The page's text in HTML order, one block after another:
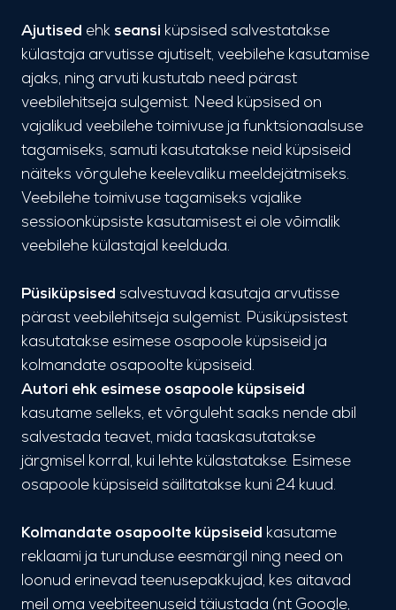
Ajutised ehk seansi küpsised salvestatakse
külastaja arvutisse ajutiselt, veebilehe kasutamise
ajaks, ning arvuti kustutab need pärast
veebilehitseja sulgemist. Need küpsised on
vajalikud veebilehe toimivuse ja funktsionaalsuse
tagamiseks, samuti kasutatakse neid küpsiseid
näiteks võrgulehe keelevaliku meeldejätmiseks.
Veebilehe toimivuse tagamiseks vajalike
sessioonküpsiste kasutamisest ei ole võimalik
veebilehe külastajal keelduda.
Püsiküpsised salvestuvad kasutaja arvutisse
pärast veebilehitseja sulgemist. Püsiküpsistest
kasutatakse esimese osapoole küpsiseid ja
kolmandate osapoolte küpsiseid.
Autori ehk esimese osapoole küpsiseid
kasutame selleks, et võrguleht saaks nende abil
salvestada teavet, mida taaskasutatakse
järgmisel korral, kui lehte külastatakse. Esimese
osapoole küpsiseid säilitatakse kuni 24 kuud.
Kolmandate osapoolte küpsiseid kasutame
reklaami ja turunduse eesmärgil ning need on
loonud erinevad teenusepakkujad, kes aitavad
meil oma veebiteenuseid täiustada (nt Google,